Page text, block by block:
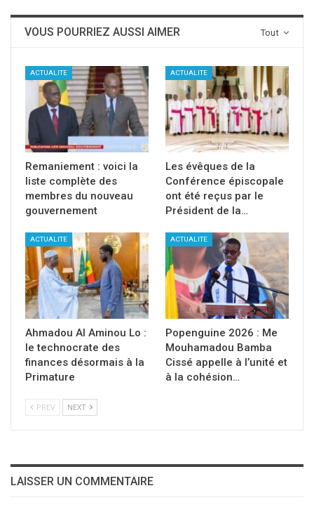
Tout
VOUS POURRIEZ AUSSI AIMER
ACTUALITE
Remaniement : voici la
liste complète des
membres du nouveau
gouvernement
ACTUALITE
Les évêques de la
Conférence épiscopale
ont été reçus par le
Président de la…
ACTUALITE
Ahmadou Al Aminou Lo :
le technocrate des
finances désormais à la
Primature
ACTUALITE
Popenguine 2026 : Me
Mouhamadou Bamba
Cissé appelle à l’unité et
à la cohésion…
PREV NEXT
LAISSER UN COMMENTAIRE